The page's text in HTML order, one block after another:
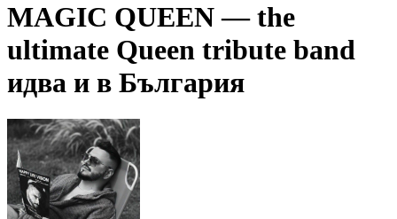
MAGIC QUEEN — the
ultimate Queen tribute band
идва и в България